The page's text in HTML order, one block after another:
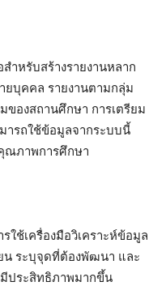
ำหรับสร้างรายงานหลาก
ยบุคคล รายงานตามกลุ่ม
ของสถานศึกษา การเตรียม
ารถใช้ข้อมูลจากระบบนี้
ณภาพการศึกษา
ใช้เครื่องมือวิเคราะห์ข้อมูล
น ระบุจุดที่ต้องพัฒนา และ
มีประสิทธิภาพมากขึ้น